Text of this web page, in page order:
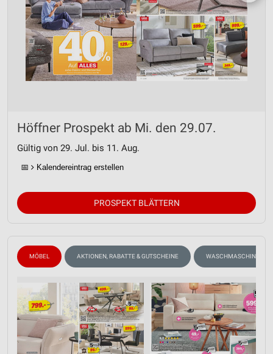
Höffner Prospekt ab Mi. den 29.07.
Gültig von 29. Jul. bis 11. Aug.
📅 Kalendereintrag erstellen
PROSPEKT BLÄTTERN
MÖBEL AKTIONEN, RABATTE & GUTSCHEINE WASCHMASCHINEN,